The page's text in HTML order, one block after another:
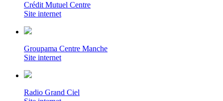
Crédit Mutuel Centre
Site internet
Groupama Centre Manche
Site internet
Radio Grand Ciel